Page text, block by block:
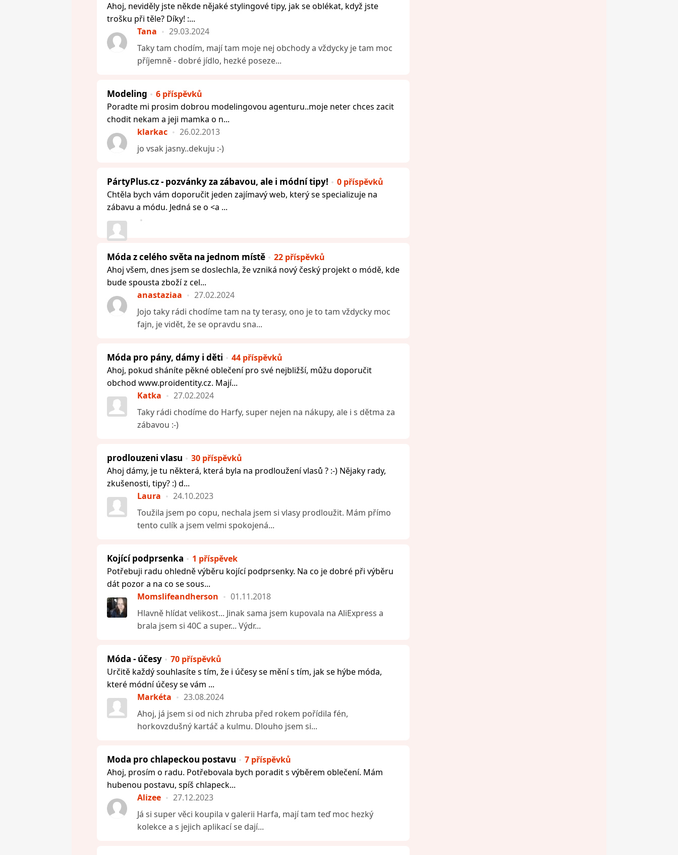
Ahoj, neviděly jste někde nějaké stylingové tipy, jak se oblékat, když jste
trošku při těle? Díky! :...
Tana
29.03.2024
Taky tam chodím, mají tam moje nej obchody a vždycky je tam moc
příjemně - dobré jídlo, hezké poseze...
Modeling
6 příspěvků
Poradte mi prosim dobrou modelingovou agenturu..moje neter chces zacit
chodit nekam a jeji mamka o n...
klarkac
26.02.2013
jo vsak jasny..dekuju :-)
PártyPlus.cz - pozvánky za zábavou, ale i módní tipy!
0 příspěvků
Chtěla bych vám doporučit jeden zajímavý web, který se specializuje na
zábavu a módu. Jedná se o <a ...
Móda z celého světa na jednom místě
22 příspěvků
Ahoj všem, dnes jsem se doslechla, že vzniká nový český projekt o módě, kde
bude spousta zboží z cel...
anastaziaa
27.02.2024
Jojo taky rádi chodíme tam na ty terasy, ono je to tam vždycky moc
fajn, je vidět, že se opravdu sna...
Móda pro pány, dámy i děti
44 příspěvků
Ahoj, pokud sháníte pěkné oblečení pro své nejbližší, můžu doporučit
obchod www.proidentity.cz. Mají...
Katka
27.02.2024
Taky rádi chodíme do Harfy, super nejen na nákupy, ale i s dětma za
zábavou :-)
prodlouzeni vlasu
30 příspěvků
Ahoj dámy, je tu některá, která byla na prodloužení vlasů ? :-) Nějaky rady,
zkušenosti, tipy? :) d...
Laura
24.10.2023
Toužila jsem po copu, nechala jsem si vlasy prodloužit. Mám přímo
tento culík a jsem velmi spokojená...
Kojící podprsenka
1 příspěvek
Potřebuji radu ohledně výběru kojící podprsenky. Na co je dobré při výběru
dát pozor a na co se sous...
Momslifeandherson
01.11.2018
Hlavně hlídat velikost... Jinak sama jsem kupovala na AliExpress a
brala jsem si 40C a super... Výdr...
Móda - účesy
70 příspěvků
Určitě každý souhlasíte s tím, že i účesy se mění s tím, jak se hýbe móda,
které módní účesy se vám ...
Markéta
23.08.2024
Ahoj, já jsem si od nich zhruba před rokem pořídila fén,
horkovzdušný kartáč a kulmu. Dlouho jsem si...
Moda pro chlapeckou postavu
7 příspěvků
Ahoj, prosím o radu. Potřebovala bych poradit s výběrem oblečení. Mám
hubenou postavu, spíš chlapeck...
Alizee
27.12.2023
Já si super věci koupila v galerii Harfa, mají tam teď moc hezký
kolekce a s jejich aplikací se dají...